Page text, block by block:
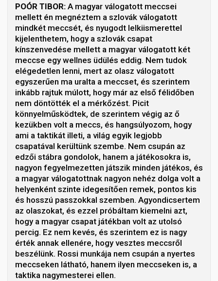
POÓR TIBOR: A magyar válogatott meccsei
mellett én megnéztem a szlovák válogatott
mindkét meccsét, és nyugodt lelkiismerettel
kijelenthetem, hogy a szlovák csapat
kínszenvedése mellett a magyar válogatott két
meccse egy wellnes üdülés eddig. Nem tudok
elégedetlen lenni, mert az olasz válogatott
egyszerűen ma uralta a meccset, és szerintem
inkább rajtuk múlott, hogy már az első félidőben
nem döntötték el a mérkőzést. Picit
könnyelműsködtek, de szerintem végig az ő
kezükben volt a meccs, és hangsúlyozom, hogy
ami a taktikát illeti, a világ egyik legjobb
csapatával kerültünk szembe. Nem csupán az
edzői stábra gondolok, hanem a játékosokra is,
nagyon fegyelmezetten játszik minden játékos, és
a magyar válogatottnak nagyon nehéz dolga volt a
helyenként szinte idegesítően remek, pontos kis
és hosszú passzokkal szemben. Agyondicsertem
az olaszokat, és ezzel próbáltam kiemelni azt,
hogy a magyar csapat játékban volt az utolsó
percig. Ez nem kevés, és szerintem ez is nagy
érték annak ellenére, hogy vesztes meccsről
beszélünk. Rossi munkája nem csupán a nyertes
meccseken látható, hanem ilyen meccseken is, a
taktika nagymesterei ellen.